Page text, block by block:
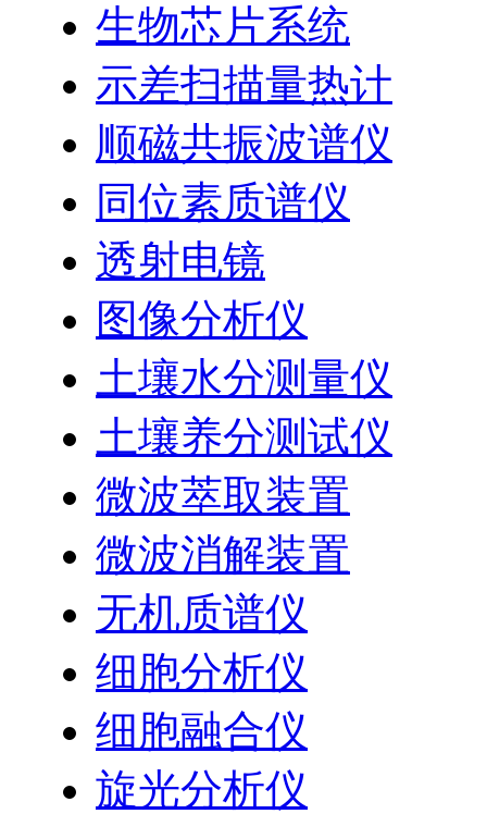
生物芯片系统
示差扫描量热计
顺磁共振波谱仪
同位素质谱仪
透射电镜
图像分析仪
土壤水分测量仪
土壤养分测试仪
微波萃取装置
微波消解装置
无机质谱仪
细胞分析仪
细胞融合仪
旋光分析仪